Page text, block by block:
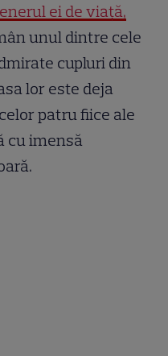
ei de viață,
unul dintre cele
cupluri din
lor este deja
patru fiice ale
cu imensă